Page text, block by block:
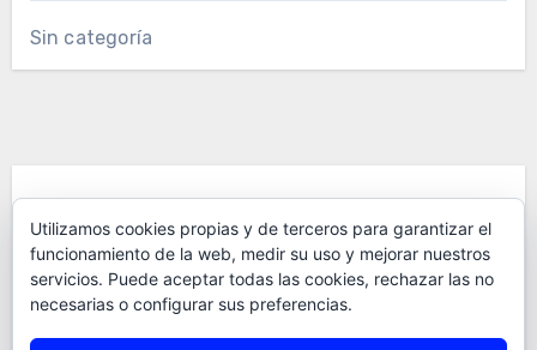
Sin categoría
Utilizamos cookies propias y de terceros para garantizar el
funcionamiento de la web, medir su uso y mejorar nuestros
servicios. Puede aceptar todas las cookies, rechazar las no
necesarias o configurar sus preferencias.